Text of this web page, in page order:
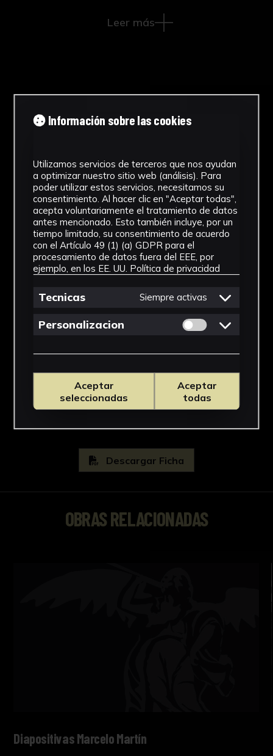
Alemania (150 Diapositivas)
Bélgica y Holanda (510 Diapositivas)
Portugal (160 Diapositivas)
Inglaterra (210 Diapositivas)
España (1070 Diapositivas)
- Exposiciones (510 Diapositivas)
-ÁFRICA (60 Diapositivas)
Marruecos (60 Diapositivas)
- LATINOAMÉRICA (2215 Diapositivas)
Chile (90 Diapositivas)
Ecuador (70 Diapositivas)
Colombia (255 Diapositivas)
Paraguay (80 Diapositivas)
Leer más
Marcelo Martín - Fotógrafo/a
Tipología
Fotografías
Cronología
SF
Técnica
Fotografía Analógica
Escuela
Escuela sevillana
Ver más
Descargar Ficha
OBRAS RELACIONADAS
Diapositivas Marcelo Martín
Información sobre las cookies
Utilizamos servicios de terceros que nos ayudan
a optimizar nuestro sitio web (análisis). Para
poder utilizar estos servicios, necesitamos su
consentimiento. Al hacer clic en "Aceptar todas",
acepta voluntariamente el tratamiento de datos
antes mencionado. Esto también incluye, por un
tiempo limitado, su consentimiento de acuerdo
con el Artículo 49 (1) (a) GDPR para el
procesamiento de datos fuera del EEE, por
ejemplo, en los EE. UU. Política de privacidad
Tecnicas Siempre activas
Personalizacion Permitir cookies
Aceptar
seleccionadas
Aceptar
todas